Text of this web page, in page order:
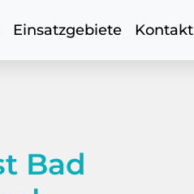
Einsatzgebiete Kontakt
Bad